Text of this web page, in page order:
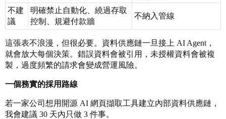
不建
議
明確禁止自動化、繞過存取
控制、規避付款牆
不納入管線
這張表不浪漫，但很必要。資料供應鏈一旦接上 AI Agent，
就會放大每個決策。錯誤資料會被引用，未授權資料會被複
製，過度頻繁的請求會變成營運風險。
一個務實的採用路線
若一家公司想用開源 AI 網頁擷取工具建立內部資料供應鏈，
我會建議 30 天內只做 3 件事。